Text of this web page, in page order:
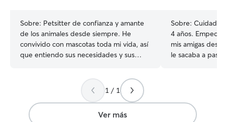
Sobre: Petsitter de confianza y amante
de los animales desde siempre. He
convivido con mascotas toda mi vida, así
que entiendo sus necesidades y sus
animales va más allá del trabajo. Mimos,
juegos y cuidados garantizados. 🐶🐱💚
De lunes a viernes trabajo de 8:00 a
15:00, por lo que durante ese horario
Sobre:
4 años.
mis amigas des
le sacaba a
bonita, hasta
Trabajo a
1 / 1
Ver más